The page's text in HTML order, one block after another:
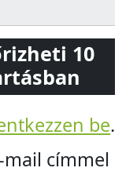
10
be.
mail címmel